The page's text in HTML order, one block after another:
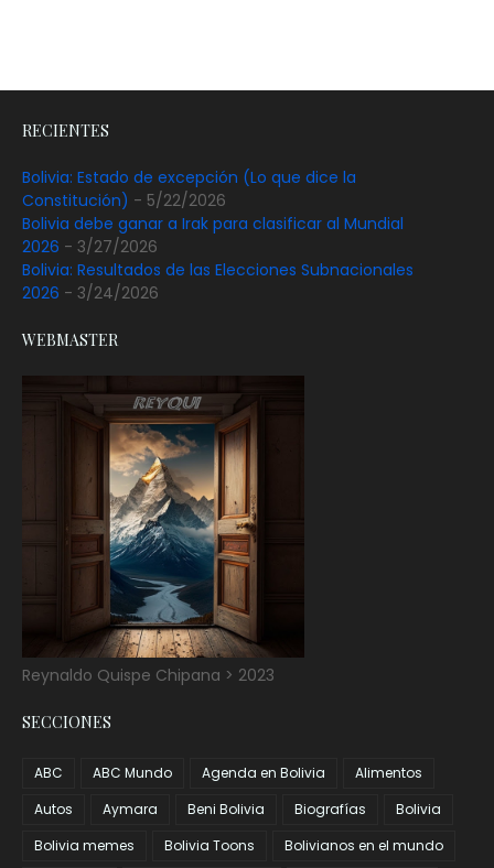
RECIENTES
Bolivia: Estado de excepción (Lo que dice la
Constitución) - 5/22/2026
Bolivia debe ganar a Irak para clasificar al Mundial
2026 - 3/27/2026
Bolivia: Resultados de las Elecciones Subnacionales
2026 - 3/24/2026
WEBMASTER
Reynaldo Quispe Chipana > 2023
SECCIONES
ABC ABC Mundo Agenda en Bolivia
Alimentos
Autos
Aymara Beni Bolivia Biografías
Bolivia
Bolivia memes
Bolivia Toons
Bolivianos en el mundo